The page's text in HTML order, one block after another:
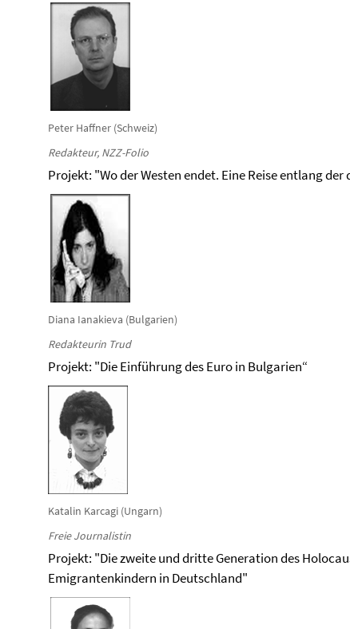
Peter Haffner (Schweiz)
Redakteur, NZZ-Folio
Projekt: "Wo der Westen endet. Eine Reise entlang
Diana Ianakieva (Bulgarien)
Redakteurin Trud
Projekt: "Die Einführung des Euro in Bulgarien“
Katalin Karcagi (Ungarn)
Freie Journalistin
Projekt: "Die zweite und dritte Generation des
Emigrantenkindern in Deutschland"